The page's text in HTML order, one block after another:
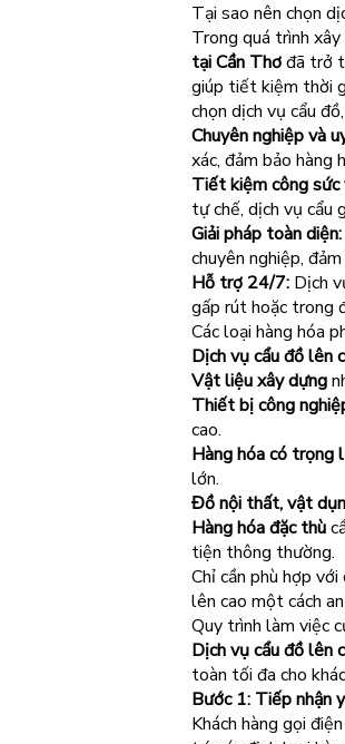
Tại sao nên chọn
Trong quá trình xây
tại Cần Thơđã trở
giúp tiết kiệm thời
chọn dịch vụ cẩu
Chuyên nghiệp và
xác, đảm bảo hàng
Tiết kiệm công sức
tự chế, dịch vụ cẩu
Giải pháp toàn diện:
chuyên nghiệp,
Hỗ trợ 24/7: Dịch
gấp rút hoặc trong
Các loại hàng hóa
Dịch vụ cẩu đồ lên
Vật liệu xây dựng
Thiết bị công
cao.
Hàng hóa có trọng
lớn.
Đồ nội thất, vật
Hàng hóa đặc thù
tiện thông thường.
Chỉ cần phù hợp
lên cao một cách
Quy trình làm việc
Dịch vụ cẩu đồ lên
toàn tối đa cho
Bước 1: Tiếp nhận
Khách hàng gọi